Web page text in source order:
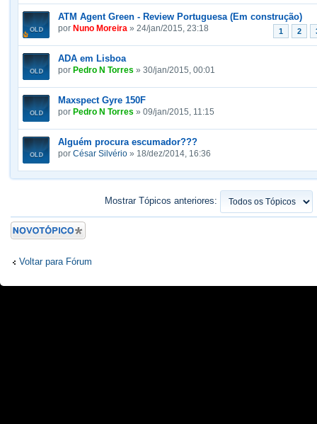
ATM Agent Green - Review Portuguesa (Em construção)
1 2
por Nuno Moreira » 24/jan/2015, 23:18
ADA em Lisboa
por Pedro N Torres » 30/jan/2015, 00:01
Maxspect Gyre 150F
por Pedro N Torres » 09/jan/2015, 11:15
Alguém procura escumador???
por César Silvério » 18/dez/2014, 16:36
Mostrar Tópicos anteriores:
Criar um novo
Tópico
Voltar para Fórum